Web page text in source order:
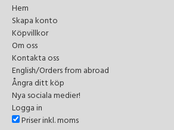
Hem
Skapa konto
Köpvillkor
Om oss
Kontakta oss
English/Orders from abroad
Ångra ditt köp
Nya sociala medier!
Logga in
Priser inkl. moms